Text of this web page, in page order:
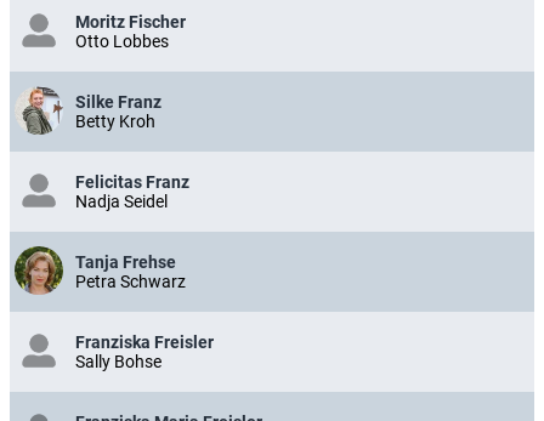
Moritz Fischer
Otto Lobbes
Silke Franz
Betty Kroh
Felicitas Franz
Nadja Seidel
Tanja Frehse
Petra Schwarz
Franziska Freisler
Sally Bohse